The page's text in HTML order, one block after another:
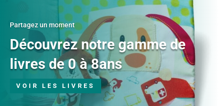
Partagez un moment
Découvrez notre gamme de
livres de 0 à 8ans
VOIR LES LIVRES